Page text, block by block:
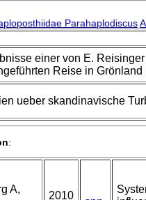
Parahaplodiscus
einer von E.
Reise in Grönland
ueber skandinavische
:
A,
2010